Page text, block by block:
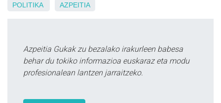
POLITIKA AZPEITIA
Azpeitia Gukak zu bezalako irakurleen babesa
behar du tokiko informazioa euskaraz eta modu
profesionalean lantzen jarraitzeko.